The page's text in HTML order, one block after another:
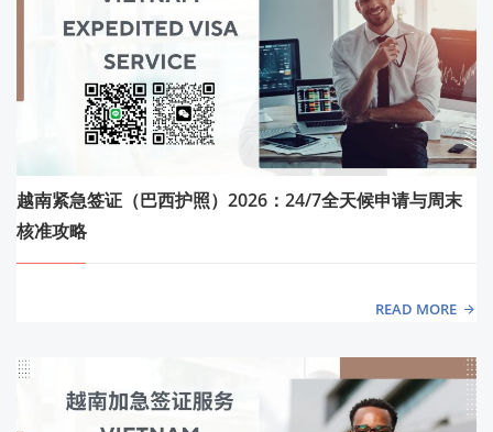
越南紧急签证（巴西护照）2026：24/7全天候申请与周末
核准攻略
READ MORE